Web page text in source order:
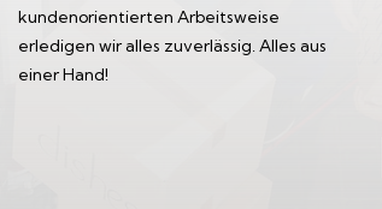
kundenorientierten Arbeitsweise
erledigen wir alles zuverlässig. Alles aus
einer Hand!